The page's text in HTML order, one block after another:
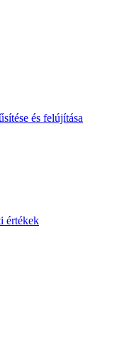
és felújítása
értékek